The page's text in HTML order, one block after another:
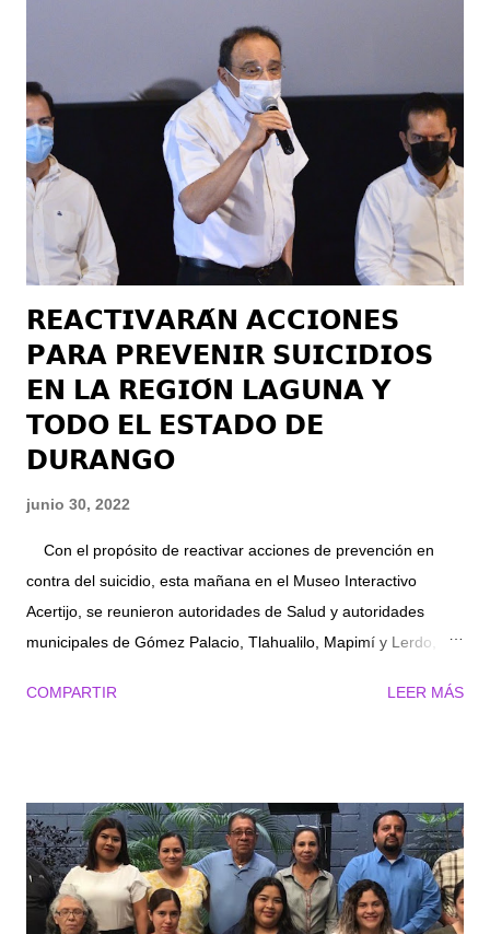
dijo que el Presidente Municipal Homero Martínez Cabrera
está ocupado por garantizar la seguridad de cada ciudadano.
Además de ofrecer los servicios de sesiones psicológicas,
asesorías jurídicas, trabajo social y pláticas sobre cómo
detectar cuando somos víctimas de violencia o alguien más lo
es, “porque la violencia no solo son golpes y agresiones físicas
también es emocional o...
𝗥𝗘𝗔𝗖𝗧𝗜𝗩𝗔𝗥𝗔́𝗡 𝗔𝗖𝗖𝗜𝗢𝗡𝗘𝗦
𝗣𝗔𝗥𝗔 𝗣𝗥𝗘𝗩𝗘𝗡𝗜𝗥 𝗦𝗨𝗜𝗖𝗜𝗗𝗜𝗢𝗦
𝗘𝗡 𝗟𝗔 𝗥𝗘𝗚𝗜𝗢́𝗡 𝗟𝗔𝗚𝗨𝗡𝗔 𝗬
𝗧𝗢𝗗𝗢 𝗘𝗟 𝗘𝗦𝗧𝗔𝗗𝗢 𝗗𝗘
𝗗𝗨𝗥𝗔𝗡𝗚𝗢
junio 30, 2022
Con el propósito de reactivar acciones de prevención en
contra del suicidio, esta mañana en el Museo Interactivo
Acertijo, se reunieron autoridades de Salud y autoridades
municipales de Gómez Palacio, Tlahualilo, Mapimí y Lerdo,
Estado de Durango, Jorge Clemente Mojica Vargas y el
Aispuro Torres se reactivarán las acciones para evitar el
incremento de suicidios en el Estado de Durango, haciendo un
trabajo coordinado junto con autoridades municipales,
estatales, federales y la sociedad en general para detectar
COMPARTIR LEER MÁS